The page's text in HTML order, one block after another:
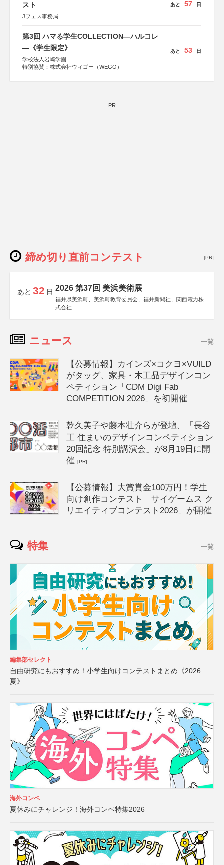
スト
Jフェス事務局
あと 57 日
第3回 ハマる学生COLLECTION―ハルコレ
―《学生限定》
学校法人岩崎学園
特別協賛：株式会社ウィゴー（WEGO）
あと 53 日
PR
締め切り直前コンテスト [PR]
あと 32 日 2026 第37回 美浜美術展
福井県美浜町、美浜町教育委員会、福井新聞社、関西電力株
式会社
ニュース 一覧
【公募情報】カインズ×コクヨ×VUILD
がタッグ、家具・木工品デザインコン
ペティション「CDM Digi Fab
COMPETITION 2026」を初開催
乾久美子や藤本壮介らが登壇、「長谷
工 住まいのデザインコンペティション
20回記念 特別講演会」が8月19日に開
催[PR]
【公募情報】大賞賞金100万円！学生
向け創作コンテスト「サイゲームス ク
リエイティブコンテスト2026」が開催
特集 一覧
編集部セレクト
自由研究にもおすすめ！小学生向けコンテストまとめ《2026
夏》
海外コンペ
夏休みにチャレンジ！海外コンペ特集2026